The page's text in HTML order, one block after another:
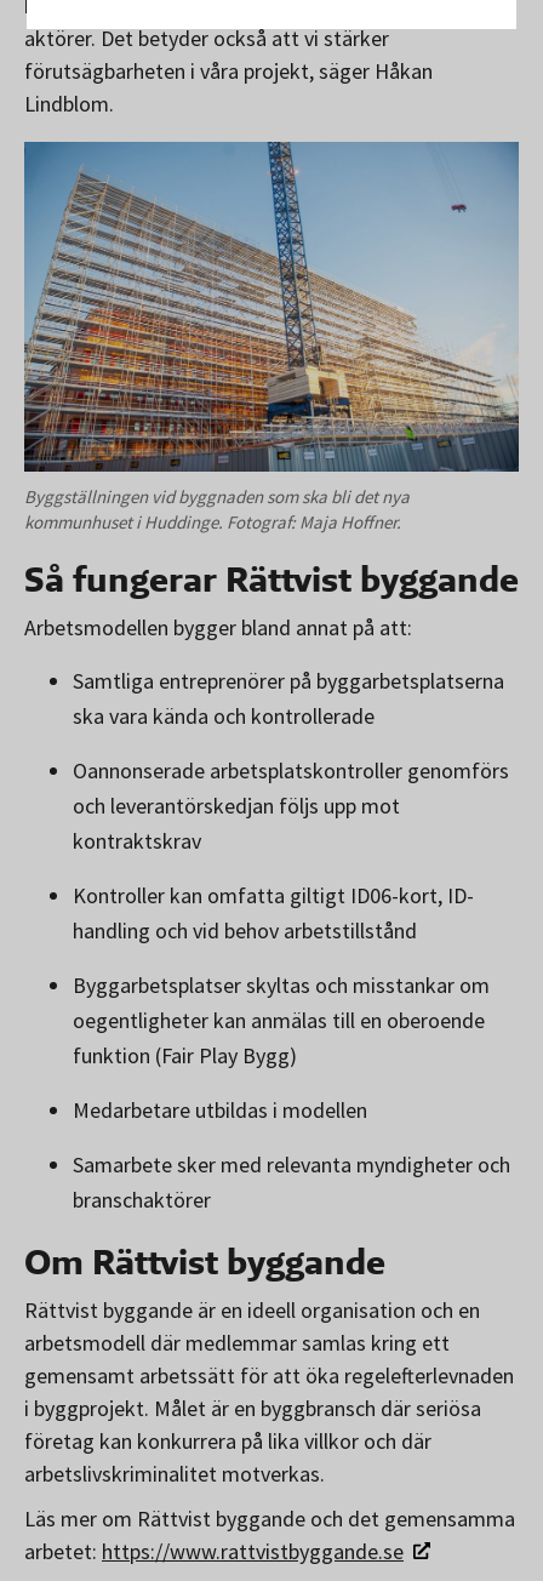
aktörer. Det betyder också att vi stärker
förutsägbarheten i våra projekt, säger Håkan
Lindblom.
Byggställningen vid byggnaden som ska bli det nya
kommunhuset i Huddinge. Fotograf: Maja Hoffner.
Så fungerar Rättvist byggande
Arbetsmodellen bygger bland annat på att:
Samtliga entreprenörer på byggarbetsplatserna
ska vara kända och kontrollerade
Oannonserade arbetsplatskontroller genomförs
och leverantörskedjan följs upp mot
kontraktskrav
Kontroller kan omfatta giltigt ID06-kort, ID-
handling och vid behov arbetstillstånd
Byggarbetsplatser skyltas och misstankar om
oegentligheter kan anmälas till en oberoende
funktion (Fair Play Bygg)
Medarbetare utbildas i modellen
Samarbete sker med relevanta myndigheter och
branschaktörer
Om Rättvist byggande
Rättvist byggande är en ideell organisation och en
arbetsmodell där medlemmar samlas kring ett
gemensamt arbetssätt för att öka regelefterlevnaden
i byggprojekt. Målet är en byggbransch där seriösa
företag kan konkurrera på lika villkor och där
arbetslivskriminalitet motverkas.
Läs mer om Rättvist byggande och det gemensamma
arbetet: https://www.rattvistbyggande.se